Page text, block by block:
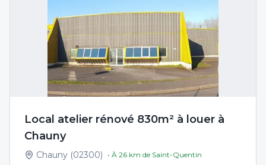
Local atelier rénové 830m² à louer à
Chauny
Chauny (02300) • À 26 km de Saint-Quentin